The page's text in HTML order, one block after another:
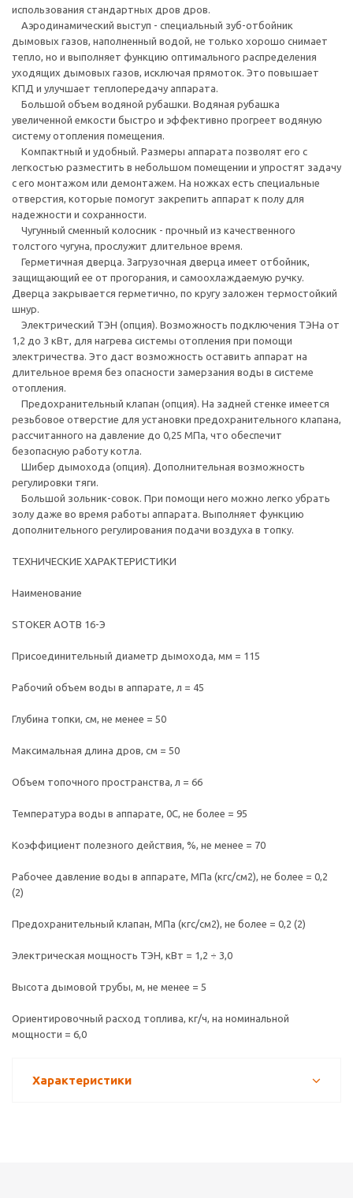
использования стандартных дров дров.
Аэродинамический выступ - специальный зуб-отбойник
дымовых газов, наполненный водой, не только хорошо снимает
тепло, но и выполняет функцию оптимального распределения
уходящих дымовых газов, исключая прямоток. Это повышает
КПД и улучшает теплопередачу аппарата.
Большой объем водяной рубашки. Водяная рубашка
увеличенной емкости быстро и эффективно прогреет водяную
систему отопления помещения.
Компактный и удобный. Размеры аппарата позволят его с
легкостью разместить в небольшом помещении и упростят задачу
с его монтажом или демонтажем. На ножках есть специальные
отверстия, которые помогут закрепить аппарат к полу для
надежности и сохранности.
Чугунный сменный колосник - прочный из качественного
толстого чугуна, прослужит длительное время.
Герметичная дверца. Загрузочная дверца имеет отбойник,
защищающий ее от прогорания, и самоохлаждаемую ручку.
Дверца закрывается герметично, по кругу заложен термостойкий
шнур.
Электрический ТЭН (опция). Возможность подключения ТЭНа от
1,2 до 3 кВт, для нагрева системы отопления при помощи
электричества. Это даст возможность оставить аппарат на
длительное время без опасности замерзания воды в системе
отопления.
Предохранительный клапан (опция). На задней стенке имеется
резьбовое отверстие для установки предохранительного клапана,
рассчитанного на давление до 0,25 МПа, что обеспечит
безопасную работу котла.
Шибер дымохода (опция). Дополнительная возможность
регулировки тяги.
Большой зольник-совок. При помощи него можно легко убрать
золу даже во время работы аппарата. Выполняет функцию
дополнительного регулирования подачи воздуха в топку.
ТЕХНИЧЕСКИЕ ХАРАКТЕРИСТИКИ
Наименование
STOKER АОТВ 16-Э
Присоединительный диаметр дымохода, мм = 115
Рабочий объем воды в аппарате, л = 45
Глубина топки, см, не менее = 50
Максимальная длина дров, см = 50
Объем топочного пространства, л = 66
Температура воды в аппарате, 0С, не более = 95
Коэффициент полезного действия, %, не менее = 70
Рабочее давление воды в аппарате, МПа (кгс/см2), не более = 0,2
(2)
Предохранительный клапан, МПа (кгс/см2), не более = 0,2 (2)
Электрическая мощность ТЭН, кВт = 1,2 ÷ 3,0
Высота дымовой трубы, м, не менее = 5
Ориентировочный расход топлива, кг/ч, на номинальной
мощности = 6,0
Характеристики